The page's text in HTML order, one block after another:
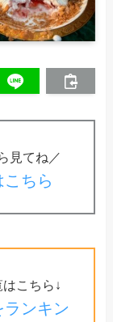
見てね／
ちら
こちら↓
ランキン